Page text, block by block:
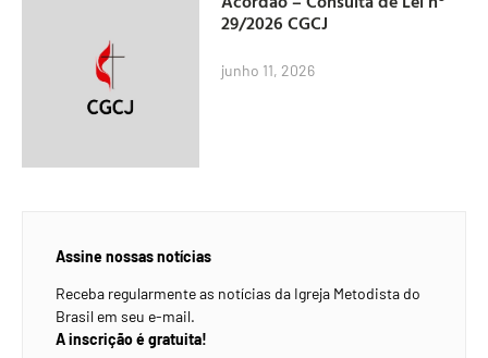
29/2026 CGCJ
junho 11, 2026
Assine nossas notícias
Receba regularmente as notícias da Igreja Metodista do
Brasil em seu e-mail.
A inscrição é gratuita!